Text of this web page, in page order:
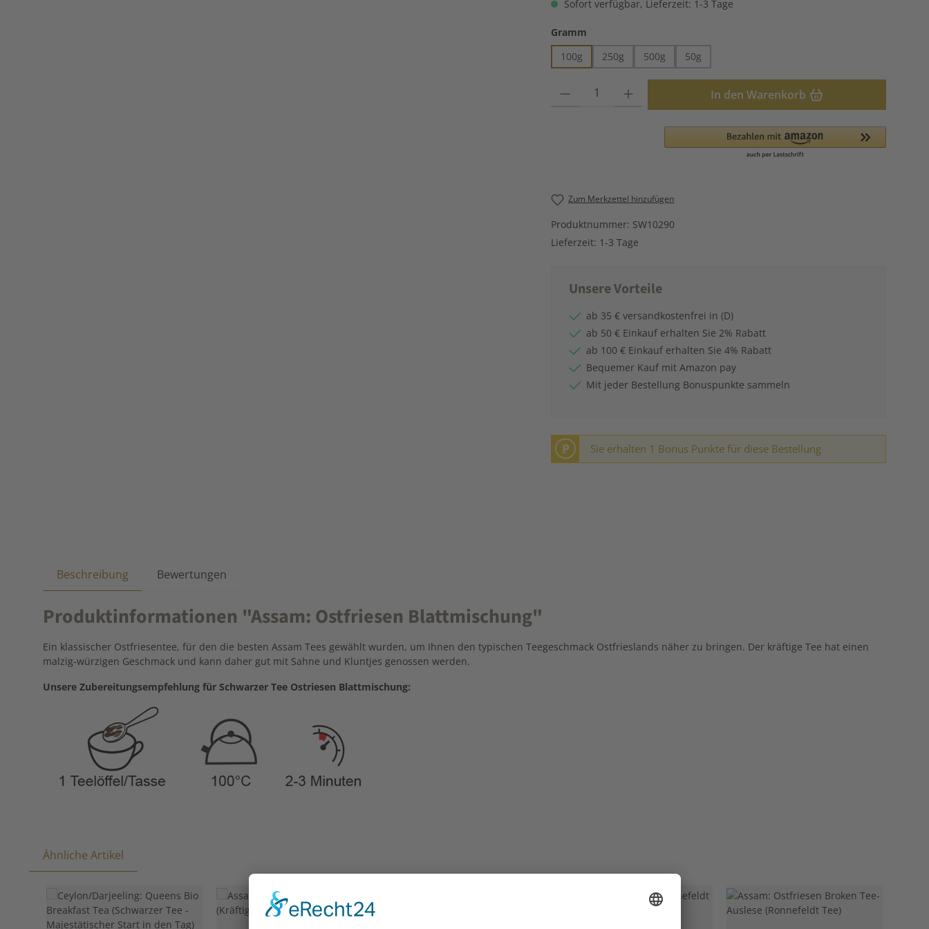
Sofort verfügbar, Lieferzeit: 1-3 Tage
Gramm
100g
250g 500g 50g
Produkt Anzahl: Gib den gewünschten Wert ein oder benutze die Schaltflächen
In den Warenkorb
Zum Merkzettel hinzufügen
Produktnummer: SW10290
Lieferzeit: 1-3 Tage
Unsere Vorteile
ab 35 € versandkostenfrei in (D)
ab 50 € Einkauf erhalten Sie 2% Rabatt
ab 100 € Einkauf erhalten Sie 4% Rabatt
Bequemer Kauf mit Amazon pay
Mit jeder Bestellung Bonuspunkte sammeln
P Sie erhalten 1 Bonus Punkte für diese Bestellung
Beschreibung Bewertungen
Produktinformationen "Assam: Ostfriesen Blattmischung"
Ein klassischer Ostfriesentee, für den die besten Assam Tees gewählt wurden, um Ihnen den typischen Teegeschmack Ostfrieslands näher zu bringen. Der kräftige Tee hat einen
malzig-würzigen Geschmack und kann daher gut mit Sahne und Kluntjes genossen werden.
Unsere Zubereitungsempfehlung für Schwarzer Tee Ostriesen Blattmischung:
Ähnliche Artikel
Produktgalerie überspringen